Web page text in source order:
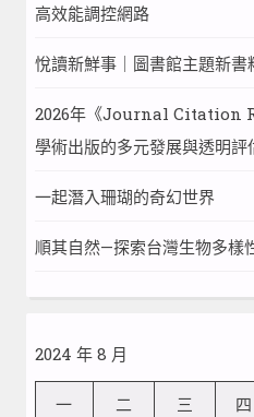
高效能調控網路
悅讀新鮮事｜圖書館主題新書
2026年《Journal Citation
學術出版的多元發展與透明評
一起潛入珊瑚的奇幻世界
順其自然—探索台灣生物多樣
2024 年 8 月
一 二 三 四